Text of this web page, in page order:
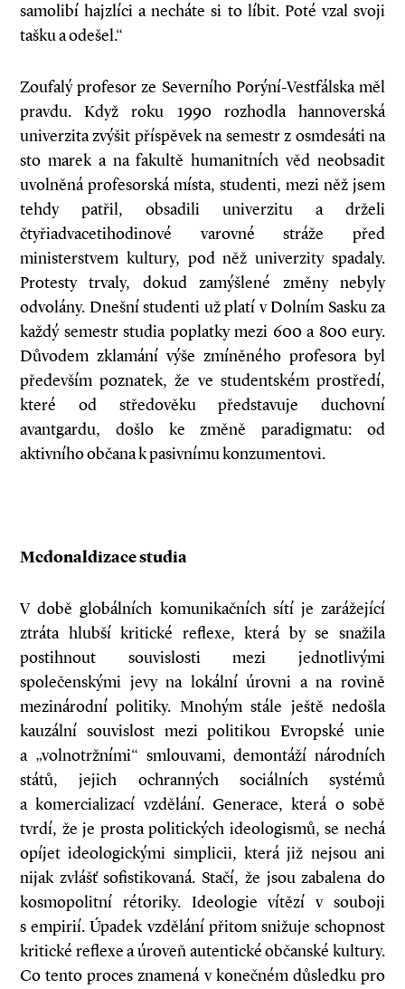
samolibí hajzlíci a necháte si to líbit. Poté vzal svoji
tašku a odešel.“
Zoufalý profesor ze Severního Porýní­-Vestfálska měl
pravdu. Když roku 1990 rozhodla hannoverská
univerzita zvýšit příspěvek na semestr z osmdesáti na
sto marek a na fakultě humanitních věd neobsadit
uvolněná profesorská místa, studenti, mezi něž jsem
tehdy patřil, obsadili univerzitu a drželi
čtyřiadvacetihodinové varovné stráže před
ministerstvem kultury, pod něž univerzity spadaly.
Protesty trvaly, dokud zamýšlené změny nebyly
odvolány. Dnešní studenti už platí v Dolním Sasku za
každý semestr studia poplatky mezi 600 a 800 eury.
Důvodem zklamání výše zmíněného profesora byl
především poznatek, že ve studentském prostředí,
které od středověku představuje duchovní
avantgardu, došlo ke změně paradigmatu: od
aktivního občana k pasivnímu konzumentovi.
Mcdonaldizace studia
V době globálních komunikačních sítí je zarážející
ztráta hlubší kritické reflexe, která by se snažila
postihnout souvislosti mezi jednotlivými
společenskými jevy na lokální úrovni a na rovině
mezinárodní politiky. Mnohým stále ještě nedošla
kauzální souvislost mezi politikou Evropské unie
a „volnotržními“ smlouvami, demontáží národních
států, jejich ochranných sociálních systémů
a komercializací vzdělání. Generace, která o sobě
tvrdí, že je prosta politických ideologismů, se nechá
opíjet ideologickými simplicii, která již nejsou ani
nijak zvlášť sofistikovaná. Stačí, že jsou zabalena do
kosmopolitní rétoriky. Ideologie vítězí v souboji
s empirií. Úpadek vzdělání přitom snižuje schopnost
kritické reflexe a úroveň autentické občanské kultury.
Co tento proces znamená v konečném důsledku pro